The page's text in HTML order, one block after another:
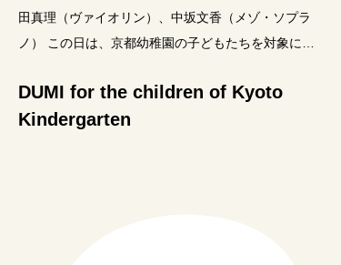
田真理（ヴァイオリン）、中坂文香（メゾ・ソプラ
ノ） この日は、京都幼稚園の子どもたちを対象に、
DUMI for the children of Kyoto
Kindergarten